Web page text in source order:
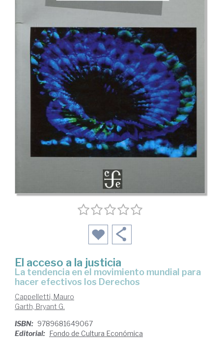
El acceso a la justicia
la tendencia en el movimiento mundial para
hacer efectivos los Derechos
Cappelletti, Mauro
Garth, Bryant G.
ISBN: 9789681649067
Editorial: Fondo de Cultura Económica